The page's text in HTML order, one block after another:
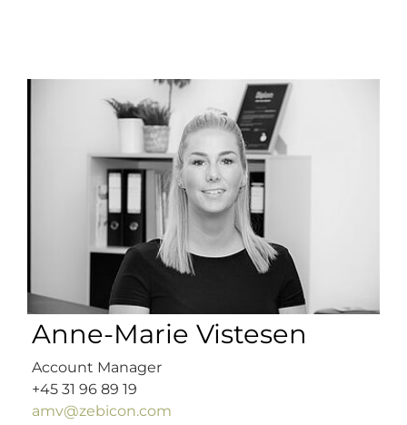
Anne-Marie Vistesen
Account Manager
+45 31 96 89 19
amv@zebicon.com